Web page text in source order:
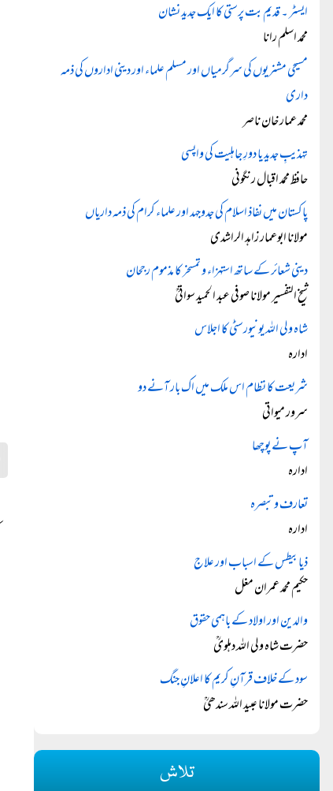
ایسٹر ۔ قدیم بت پرستی کا ایک جدید نشان
محمد اسلم رانا
مسیحی مشنریوں کی سرگرمیاں اور مسلم علماء اور دینی اداروں کی ذمہ
داری
محمد عمار خان ناصر
تہذیبِ جدید یا دورِ جاہلیت کی واپسی
حافظ محمد اقبال رنگونی
پاکستان میں نفاذ اسلام کی جدوجہد اور علماء کرام کی ذمہ داریاں
مولانا ابوعمار زاہد الراشدی
دینی شعائر کے ساتھ استہزاء و تمسخر کا مذموم رجحان
شیخ التفسیر مولانا صوفی عبد الحمید سواتیؒ
شاہ ولی اللہ یونیورسٹی کا اجلاس
ادارہ
شریعت کا نظام اس ملک میں اک بار آنے دو
سرور میواتی
آپ نے پوچھا
ادارہ
تعارف و تبصرہ
ادارہ
ذیابیطس کے اسباب اور علاج
حکیم محمد عمران مغل
والدین اور اولاد کے باہمی حقوق
حضرت شاہ ولی اللہ دہلویؒ
سود کے خلاف قرآنِ کریم کا اعلانِ جنگ
حضرت مولانا عبید اللہ سندھیؒ
تلاش